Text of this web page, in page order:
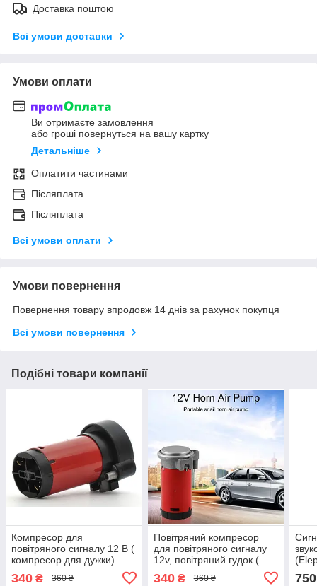
Доставка поштою
Всі умови доставки
Умови оплати
Ви отримаєте замовлення
або гроші повернуться на вашу картку
Детальніше
Оплатити частинами
Післяплата
Післяплата
Всі умови оплати
Умови повернення
Повернення товару впродовж 14 днів за рахунок покупця
Всі умови повернення
Подібні товари компанії
Компресор для
повітряного сигналу 12 В (
компресор для дужки)
340 ₴ 360 ₴
Повітряний компресор
для повітряного сигналу
12v, повітряний гудок (
340₴ 360 ₴ 750